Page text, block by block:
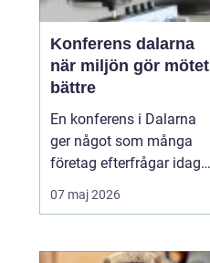
Konferens dalarna
när miljön gör mötet
bättre
En konferens i Dalarna
ger något som många
företag efterfrågar idag:
fokus, lugn och
upplevelser som faktiskt
varandra.
07 maj 2026